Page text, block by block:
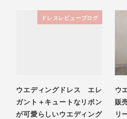
ドレスレビューブログ
ウエディングドレス エレ
ガント＋キュートなリボン
が可愛らしいウエディング
ウ
販
リ